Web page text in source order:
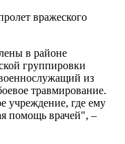
вражеского
в районе
группировки
из
травмирование.
учреждение, где ему
помощь врачей", –